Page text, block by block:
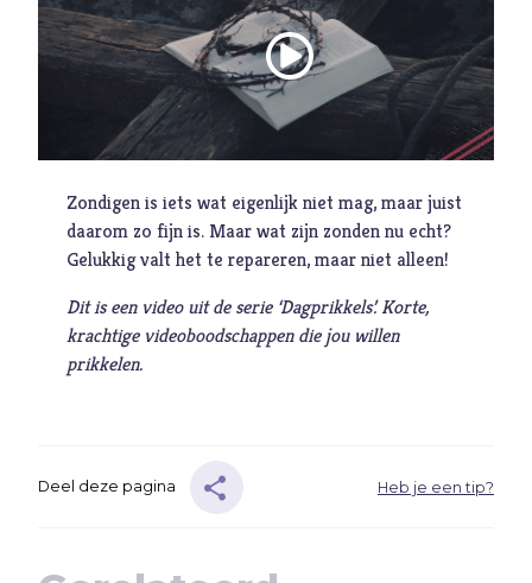
A
Advent
Ambitie
Antisemitisme
Beproeving
biddag
Bijbel
Criminaliteit
Dankdag
Zondigen is iets wat eigenlijk niet mag, maar juist
daarom zo fijn is. Maar wat zijn zonden nu echt?
Gelukkig valt het te repareren, maar niet alleen!
Dit is een video uit de serie ‘Dagprikkels’. Korte,
krachtige videoboodschappen die jou willen
prikkelen.
Deel deze pagina Heb je een tip?